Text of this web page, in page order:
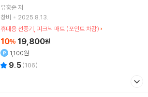
유홍준저
창비
2025.8.13.
휴대용 선풍기, 피크닉 매트 (포인트 차감)
10% 19,800원
1,100원
9.5(106)